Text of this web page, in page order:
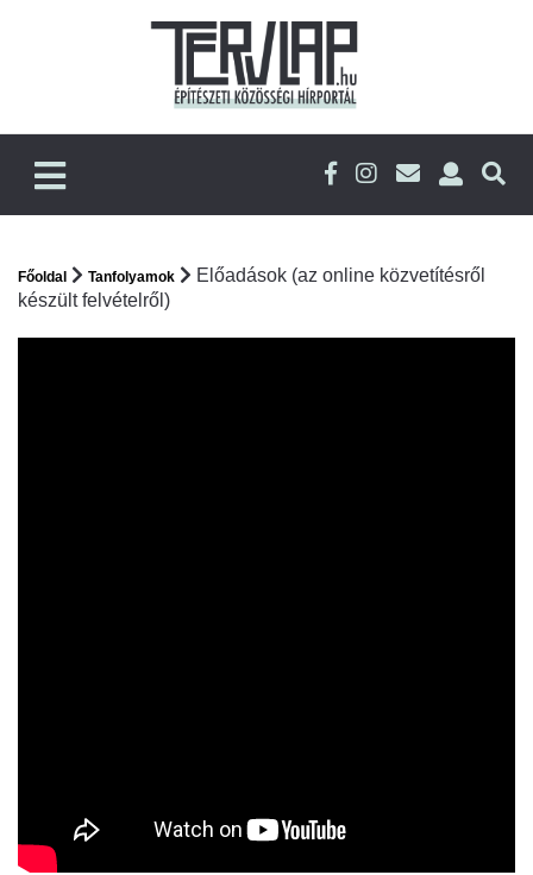
Főoldal Tanfolyamok
Előadások (az online közvetítésről
készült felvételről)